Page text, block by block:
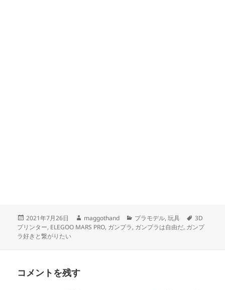
投
稿
日:
2021年7月26日
作
成
maggothand
カ
テ
プラモデル,玩具
タ
グ
3D
プリンター, ELEGOO MARS PRO, ガンプラ, ガンプラは自由だ, ガンプ
ラ好きと繋がりたい
コメントを残す